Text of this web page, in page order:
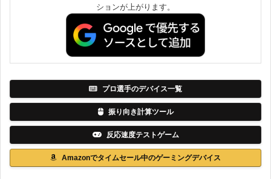
ションが上がります。
プロ選手のデバイス一覧
振り向き計算ツール
反応速度テストゲーム
Amazonでタイムセール中のゲーミングデバイス